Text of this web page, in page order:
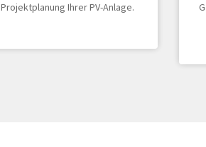
Projektplanung Ihrer PV-Anlage.